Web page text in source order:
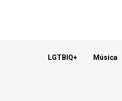
LGTBIQ+ Música